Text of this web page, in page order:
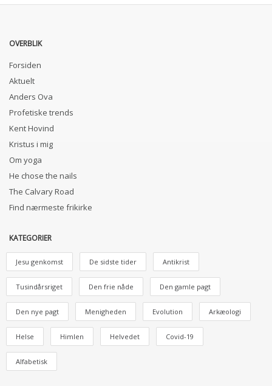
OVERBLIK
Forsiden
Aktuelt
Anders Ova
Profetiske trends
Kent Hovind
Kristus i mig
Om yoga
He chose the nails
The Calvary Road
Find nærmeste frikirke
KATEGORIER
Jesu genkomst De sidste tider Antikrist
Tusindårsriget Den frie nåde Den gamle pagt
Den nye pagt Menigheden Evolution Arkæologi
Helse Himlen Helvedet Covid-19
Alfabetisk